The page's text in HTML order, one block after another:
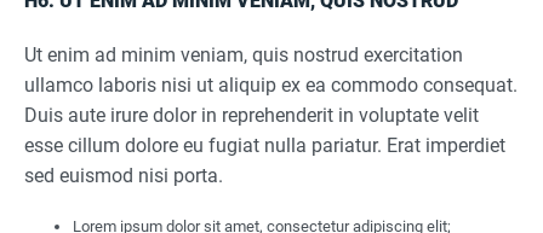
Ut enim ad minim veniam, quis nostrud exercitation
ullamco laboris nisi ut aliquip ex ea commodo consequat.
Duis aute irure dolor in reprehenderit in voluptate velit
esse cillum dolore eu fugiat nulla pariatur. Erat imperdiet
sed euismod nisi porta.
Lorem ipsum dolor sit amet, consectetur adipiscing elit;